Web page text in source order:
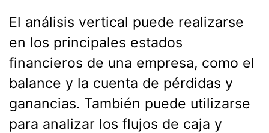
El análisis vertical puede realizarse
en los principales estados
financieros de una empresa, como el
balance y la cuenta de pérdidas y
ganancias. También puede utilizarse
para analizar los flujos de caja y